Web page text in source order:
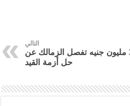
التالي
312 مليون جنيه تفصل الزمالك عن
حل أزمة القيد